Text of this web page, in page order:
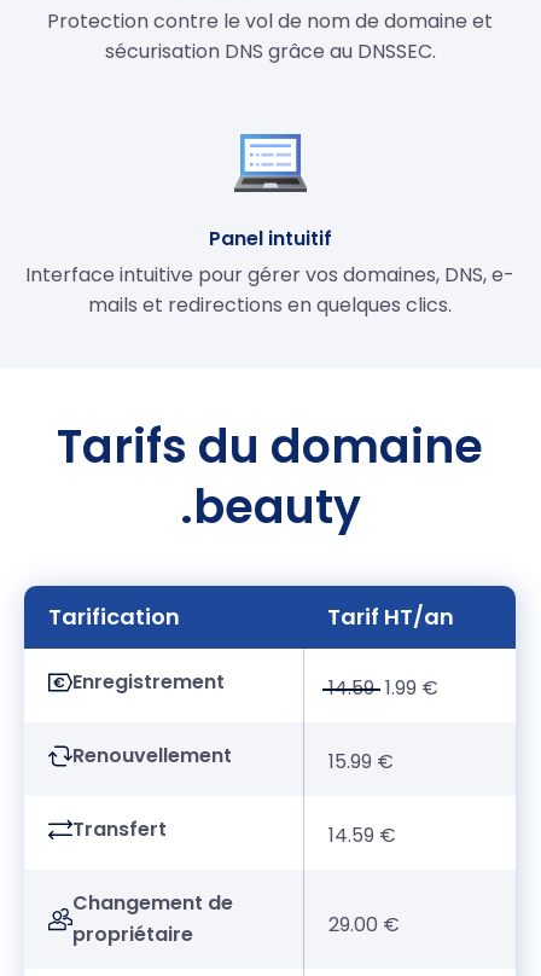
Protection contre le vol de nom de domaine et
sécurisation DNS grâce au DNSSEC.
Panel intuitif
Interface intuitive pour gérer vos domaines, DNS, e-
mails et redirections en quelques clics.
Tarifs du domaine
.beauty
Tarification Tarif HT/an
Enregistrement 14.59 1.99 €
Renouvellement 15.99 €
Transfert 14.59 €
Changement de
propriétaire
29.00 €